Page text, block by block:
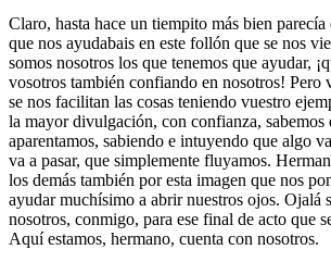
Claro, hasta hace un tiempito más bien
que nos ayudabais en este follón que se nos
somos nosotros los que tenemos que ayudar,
vosotros también confiando en nosotros! Pero
se nos facilitan las cosas teniendo vuestro
la mayor divulgación, con confianza, sabemos
aparentamos, sabiendo e intuyendo que algo
va a pasar, que simplemente fluyamos.
los demás también por esta imagen que nos
ayudar muchísimo a abrir nuestros ojos. Ojalá
nosotros, conmigo, para ese final de acto que
Aquí estamos, hermano, cuenta con nosotros.